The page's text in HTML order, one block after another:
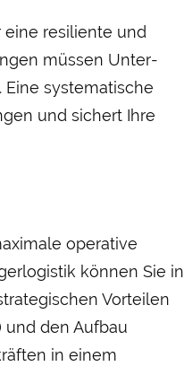
eine resiliente und
müssen Unter­
systematische
und sichert Ihre
operative
können Sie in
Vor­teilen
den Auf­bau
in einem